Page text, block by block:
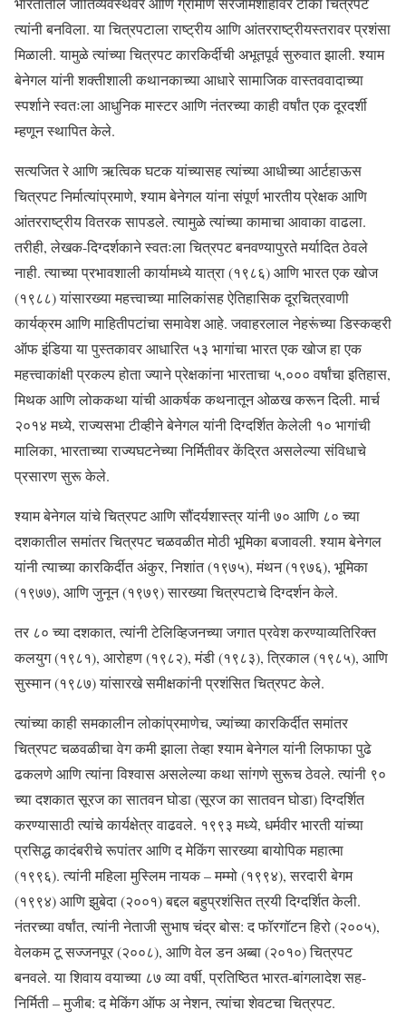
त्यांनी बनविला. या चित्रपटाला राष्ट्रीय आणि आंतरराष्ट्रीयस्तरावर प्रशंसा
मिळाली. यामुळे त्यांच्या चित्रपट कारकिर्दीची अभूतपूर्व सुरुवात झाली. श्याम
बेनेगल यांनी शक्तीशाली कथानकाच्या आधारे सामाजिक वास्तववादाच्या
स्पर्शाने स्वतःला आधुनिक मास्टर आणि नंतरच्या काही वर्षांत एक दूरदर्शी
म्हणून स्थापित केले.
सत्यजित रे आणि ऋत्विक घटक यांच्यासह त्यांच्या आधीच्या आर्टहाऊस
चित्रपट निर्मात्यांप्रमाणे, श्याम बेनेगल यांना संपूर्ण भारतीय प्रेक्षक आणि
आंतरराष्ट्रीय वितरक सापडले. त्यामुळे त्यांच्या कामाचा आवाका वाढला.
तरीही, लेखक-दिग्दर्शकाने स्वतःला चित्रपट बनवण्यापुरते मर्यादित ठेवले
नाही. त्याच्या प्रभावशाली कार्यामध्ये यात्रा (१९८६) आणि भारत एक खोज
(१९८८) यांसारख्या महत्त्वाच्या मालिकांसह ऐतिहासिक दूरचित्रवाणी
कार्यक्रम आणि माहितीपटांचा समावेश आहे. जवाहरलाल नेहरूंच्या डिस्कव्हरी
ऑफ इंडिया या पुस्तकावर आधारित ५३ भागांचा भारत एक खोज हा एक
महत्त्वाकांक्षी प्रकल्प होता ज्याने प्रेक्षकांना भारताचा ५,००० वर्षांचा इतिहास,
मिथक आणि लोककथा यांची आकर्षक कथनातून ओळख करून दिली. मार्च
२०१४ मध्ये, राज्यसभा टीव्हीने बेनेगल यांनी दिग्दर्शित केलेली १० भागांची
मालिका, भारताच्या राज्यघटनेच्या निर्मितीवर केंद्रित असलेल्या संविधाचे
प्रसारण सुरू केले.
श्याम बेनेगल यांचे चित्रपट आणि सौंदर्यशास्त्र यांनी ७० आणि ८० च्या
दशकातील समांतर चित्रपट चळवळीत मोठी भूमिका बजावली. श्याम बेनेगल
यांनी त्याच्या कारकिर्दीत अंकुर, निशांत (१९७५), मंथन (१९७६), भूमिका
(१९७७), आणि जुनून (१९७९) सारख्या चित्रपटाचे दिग्दर्शन केले.
तर ८० च्या दशकात, त्यांनी टेलिव्हिजनच्या जगात प्रवेश करण्याव्यतिरिक्त
कलयुग (१९८१), आरोहण (१९८२), मंडी (१९८३), त्रिकाल (१९८५), आणि
सुस्मान (१९८७) यांसारखे समीक्षकांनी प्रशंसित चित्रपट केले.
त्यांच्या काही समकालीन लोकांप्रमाणेच, ज्यांच्या कारकिर्दीत समांतर
चित्रपट चळवळीचा वेग कमी झाला तेव्हा श्याम बेनेगल यांनी लिफाफा पुढे
ढकलणे आणि त्यांना विश्वास असलेल्या कथा सांगणे सुरूच ठेवले. त्यांनी ९०
च्या दशकात सूरज का सातवन घोडा (सूरज का सातवन घोडा) दिग्दर्शित
करण्यासाठी त्यांचे कार्यक्षेत्र वाढवले. १९९३ मध्ये, धर्मवीर भारती यांच्या
प्रसिद्ध कादंबरीचे रूपांतर आणि द मेकिंग सारख्या बायोपिक महात्मा
(१९९६). त्यांनी महिला मुस्लिम नायक – मम्मो (१९९४), सरदारी बेगम
(१९९४) आणि झुबेदा (२००१) बद्दल बहुप्रशंसित त्रयी दिग्दर्शित केली.
नंतरच्या वर्षांत, त्यांनी नेताजी सुभाष चंद्र बोस: द फॉरगॉटन हिरो (२००५),
वेलकम टू सज्जनपूर (२००८), आणि वेल डन अब्बा (२०१०) चित्रपट
बनवले. या शिवाय वयाच्या ८७ व्या वर्षी, प्रतिष्ठित भारत-बांगलादेश सह-
निर्मिती – मुजीब: द मेकिंग ऑफ अ नेशन, त्यांचा शेवटचा चित्रपट.